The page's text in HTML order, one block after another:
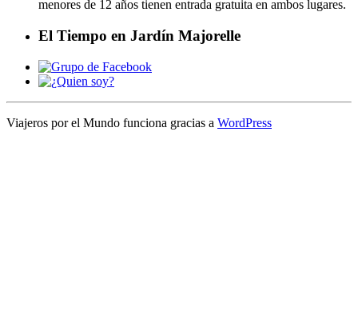
menores de 12 años tienen entrada gratuita en ambos lugares.
El Tiempo en Jardín Majorelle
Viajeros por el Mundo funciona gracias a WordPress